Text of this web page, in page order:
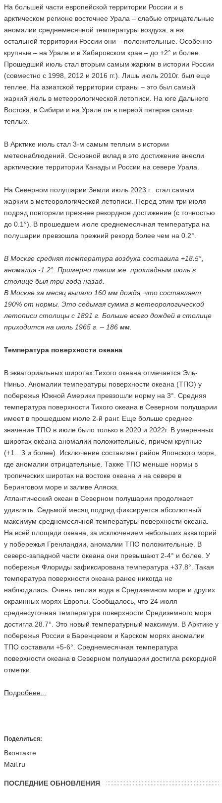
На большей части европейской территории России и в
арктическом регионе восточнее Урала – слабые отрицательные
аномалии среднемесячной температуры воздуха, а на
остальной территории России они – положительные. Особенно
крупные – на Урале и в Хабаровском крае – до +2° и более.
Прошедший июль стал вторым самым жарким в истории России
(совместно с 1998, 2012 и 2016 гг.). Лишь июль 2010г. был еще
теплее. На азиатской территории страны – это был самый
жаркий июль в метеорологической летописи. На юге Дальнего
Востока, в Сибири и на Урале он в первой пятерке самых
теплых.
В Арктике июль стал 3-м самым теплым в истории
метеонаблюдений. Основной вклад в это достижение внесли
арктические территории Канады и России на севере Урала.
На Северном полушарии Земли июль 2023 г. стал самым
жарким в метеорологической летописи. Перед этим три июля
подряд повторяли прежнее рекордное достижение (с точностью
до 0.1°). В прошедшем июле среднемесячная температура на
полушарии превзошла прежний рекорд более чем на 0.2°.
В Москве средняя температура воздуха составила +18.5°,
аномалия -1.2°. Примерно таким же прохладным июль в
столице был три года назад.
В Москве за месяц выпало 160 мм дождя, что составляет
190% от нормы. Это седьмая сумма в метеорологической
летописи столицы с 1891 г. Больше всего дождей в столице
приходится на июль 1965 г. – 186 мм.
Температура поверхности океана
В экваториальных широтах Тихого океана отмечается Эль-
Ниньо. Аномалии температуры поверхности океана (ТПО) у
побережья Южной Америки превзошли норму на 3°. Средняя
температура поверхности Тихого океана в Северном полушарии
имеет в прошедшем июле 2-й ранг. Еще больше среднее
значение ТПО в июле было только в 2020 и 2022г. В умеренных
широтах океана аномалии положительные, причем крупные
(+1…3 и более). Исключение составляет район Японского моря,
где аномалии отрицательные. Также ТПО меньше нормы в
тропических широтах на востоке океана и на севере в
Беринговом море и заливе Аляска.
Атлантический океан в Северном полушарии продолжает
удивлять. Седьмой месяц подряд фиксируется абсолютный
максимум среднемесячной температуры поверхности океана.
На всей площади океана, за исключением небольших акваторий
у побережья Гренландии, аномалии ТПО положительные. В
северо-западной части океана они превышают 2-4° и более. У
побережья Флориды зафиксирована температура +37.8°. Такая
температура поверхности океана ранее никогда не
наблюдалась. Очень теплая вода в Средиземном море и других
окраинных морях Европы. Сообщалось, что 24 июля
среднесуточная температура поверхности Средиземного моря
достигла 28.7°. Это новый температурный максимум. В Арктике у
побережья России в Баренцевом и Карском морях аномалии
ТПО составили +5-6°. Среднемесячная температура
поверхности океана в Северном полушарии достигла рекордной
отметки.
Подробнее...
Поделиться:
Вконтакте
Mail.ru
ПОСЛЕДНИЕ ОБНОВЛЕНИЯ